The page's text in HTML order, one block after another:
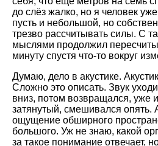
до слёз жалко, но я человек
пусть и небольшой, но
трезво рассчитывать силы. С
мыслями продолжил
минуту спустя что-то вокруг
Думаю, дело в акустике.
Сложно это описать. Звук
вниз, потом возвращался, уже
затянутый, смешивался опять.
ощущение обширного
большого. Уж не знаю, какой
за такое понимание отвечает,